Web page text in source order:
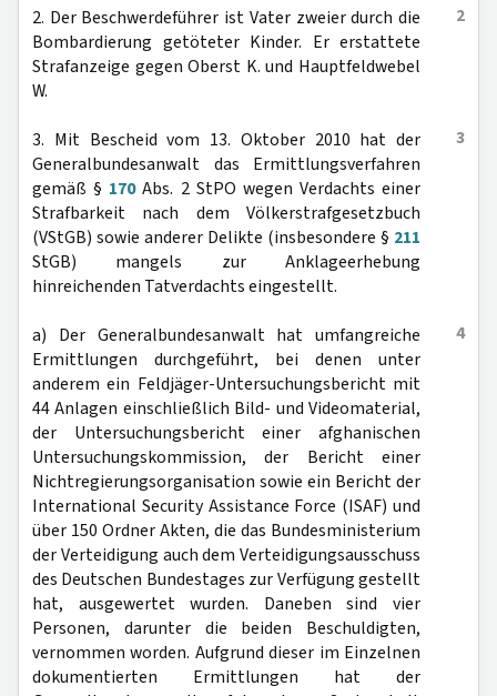
2
2. Der Beschwerdeführer ist Vater zweier durch die
Bombardierung getöteter Kinder. Er erstattete
Strafanzeige gegen Oberst K. und Hauptfeldwebel
W.
3
3. Mit Bescheid vom 13. Oktober 2010 hat der
Generalbundesanwalt das Ermittlungsverfahren
gemäß § 170Abs. 2 StPO wegen Verdachts einer
Strafbarkeit nach dem Völkerstrafgesetzbuch
(VStGB) sowie anderer Delikte (insbesondere § 211
StGB) mangels zur Anklageerhebung
hinreichenden Tatverdachts eingestellt.
4
a) Der Generalbundesanwalt hat umfangreiche
Ermittlungen durchgeführt, bei denen unter
anderem ein Feldjäger-Untersuchungsbericht mit
44 Anlagen einschließlich Bild- und Videomaterial,
der Untersuchungsbericht einer afghanischen
Untersuchungskommission, der Bericht einer
Nichtregierungsorganisation sowie ein Bericht der
International Security Assistance Force (ISAF) und
über 150 Ordner Akten, die das Bundesministerium
der Verteidigung auch dem Verteidigungsausschuss
des Deutschen Bundestages zur Verfügung gestellt
hat, ausgewertet wurden. Daneben sind vier
Personen, darunter die beiden Beschuldigten,
vernommen worden. Aufgrund dieser im Einzelnen
dokumentierten Ermittlungen hat der